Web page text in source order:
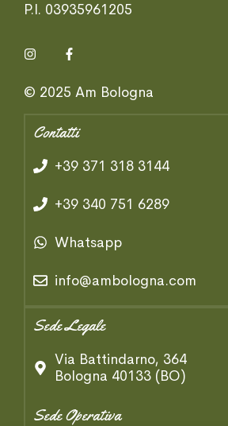
P.I. 03935961205
© 2025 Am Bologna
Contatti
+39 371 318 3144
+39 340 751 6289
Whatsapp
info@ambologna.com
Sede Legale
Via Battindarno, 364
Bologna 40133 (BO)
Sede Operativa